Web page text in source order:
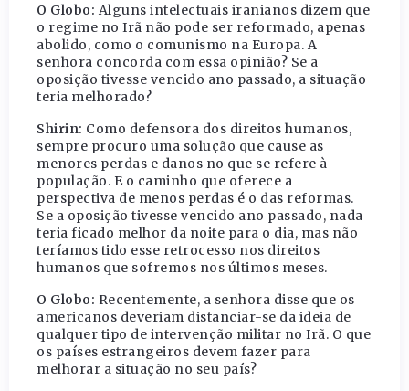
O Globo: Alguns intelectuais iranianos dizem que
o regime no Irã não pode ser reformado, apenas
abolido, como o comunismo na Europa. A
senhora concorda com essa opinião? Se a
oposição tivesse vencido ano passado, a situação
teria melhorado?
Shirin: Como defensora dos direitos humanos,
sempre procuro uma solução que cause as
menores perdas e danos no que se refere à
população. E o caminho que oferece a
perspectiva de menos perdas é o das reformas.
Se a oposição tivesse vencido ano passado, nada
teria ficado melhor da noite para o dia, mas não
teríamos tido esse retrocesso nos direitos
humanos que sofremos nos últimos meses.
O Globo: Recentemente, a senhora disse que os
americanos deveriam distanciar-se da ideia de
qualquer tipo de intervenção militar no Irã. O que
os países estrangeiros devem fazer para
melhorar a situação no seu país?